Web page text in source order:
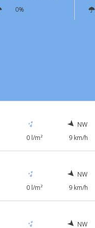
0%
0 l/m²
NW
9 km/h
0 l/m²
NW
9 km/h
NW